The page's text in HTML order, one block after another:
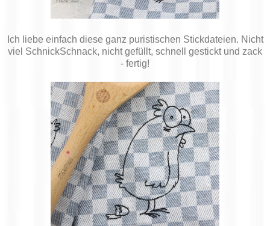
Ich liebe einfach diese ganz puristischen Stickdateien. Nicht
viel SchnickSchnack, nicht gefüllt, schnell gestickt und zack
- fertig!